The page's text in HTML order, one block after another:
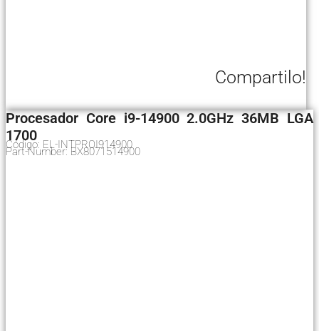
Compartilo!
Procesador Core i9-14900 2.0GHz 36MB LGA
1700
Código: EL-INTPROI914900
Part-Number: BX8071514900